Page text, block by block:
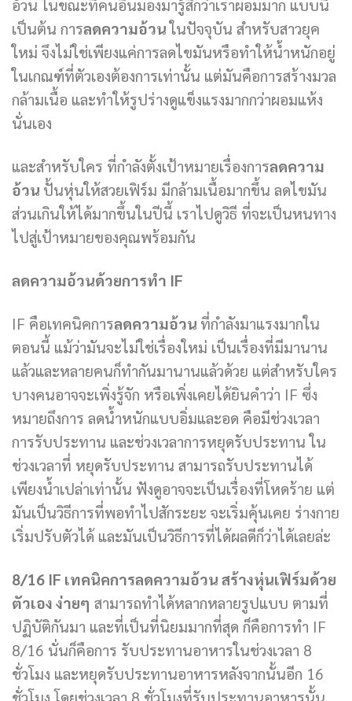
อ้วน ในขณะที่คนอื่นมองมารู้สึกว่าเราผอมมาก แบบนี้
เป็นต้น การลดความอ้วนในปัจจุบัน สำหรับสาวยุค
ใหม่ จึงไม่ใช่เพียงแค่การลดไขมันหรือทำให้น้ำหนักอยู่
ในเกณฑ์ที่ตัวเองต้องการเท่านั้น แต่มันคือการสร้างมวล
กล้ามเนื้อ และทำให้รูปร่างดูแข็งแรงมากกว่าผอมแห้ง
นั่นเอง
และสำหรับใคร ที่กำลังตั้งเป้าหมายเรื่องการลดความ
อ้วน ปั้นหุ่นให้สวยเฟิร์ม มีกล้ามเนื้อมากขึ้น ลดไขมัน
ส่วนเกินให้ได้มากขึ้นในปีนี้ เราไปดูวิธี ที่จะเป็นหนทาง
ไปสู่เป้าหมายของคุณพร้อมกัน
ลดความอ้วนด้วยการทำ IF
IF คือเทคนิคการลดความอ้วน ที่กำลังมาแรงมากใน
ตอนนี้ แม้ว่ามันจะไม่ใช่เรื่องใหม่ เป็นเรื่องที่มีมานาน
แล้วและหลายคนก็ทำกันมานานแล้วด้วย แต่สำหรับใคร
บางคนอาจจะเพิ่งรู้จัก หรือเพิ่งเคยได้ยินคำว่า IF ซึ่ง
หมายถึงการ ลดน้ำหนักแบบอิ่มและอด คือมีช่วงเวลา
การรับประทาน และช่วงเวลาการหยุดรับประทาน ใน
ช่วงเวลาที่ หยุดรับประทาน สามารถรับประทานได้
เพียงน้ำเปล่าเท่านั้น ฟังดูอาจจะเป็นเรื่องที่โหดร้าย แต่
มันเป็นวิธีการที่พอทำไปสักระยะ จะเริ่มคุ้นเคย ร่างกาย
เริ่มปรับตัวได้ และมันเป็นวิธีการที่ได้ผลดีก็ว่าได้เลยล่ะ
8/16 IF เทคนิคการลดความอ้วน สร้างหุ่นเฟิร์มด้วย
ตัวเอง ง่ายๆ สามารถทำได้หลากหลายรูปแบบ ตามที่
ปฏิบัติกันมา และที่เป็นที่นิยมมากที่สุด ก็คือการทำ IF
8/16 นั่นก็คือการ รับประทานอาหารในช่วงเวลา 8
ชั่วโมง และหยุดรับประทานอาหารหลังจากนั้นอีก 16
ชั่วโมง โดยช่วงเวลา 8 ชั่วโมงที่รับประทานอาหารนั้น